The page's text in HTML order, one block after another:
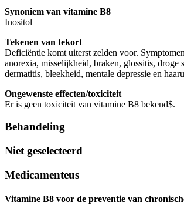
Synoniem van vitamine B8
Inositol
Tekenen van tekort
Deficiëntie komt uiterst zelden voor.
anorexia, misselijkheid, braken, glossitis, droge
dermatitis, bleekheid, mentale depressie en
Ongewenste effecten/toxiciteit
Er is geen toxiciteit van vitamine B8 bekend$​​​​​​​​.
Behandeling
Niet geselecteerd
Medicamenteus
Vitamine B8 voor de preventie van